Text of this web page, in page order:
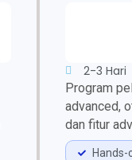
2-3 Hari
Program
advanced,
dan fitur
Hands-